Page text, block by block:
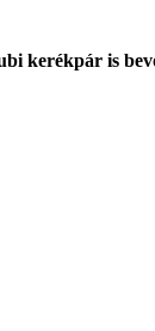
kerékpár is